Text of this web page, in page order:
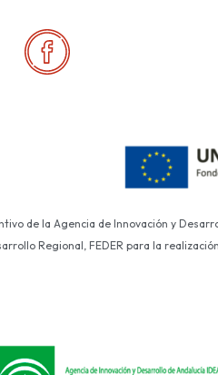
de la Agencia de Innovación y
Regional, FEDER para la